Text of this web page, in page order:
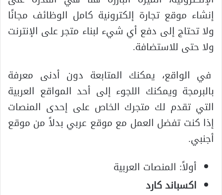
إنشاء موقع تجارة إلكترونية كامل الوظائف مجانًا
ولا تحتاج إلى دفع أي شيء لبناء متجر على الإنترنت
ولا حتى للاستضافة.
في الواقع، يمكنك المتابعة دون أدنى معرفة
بالبرمجة ويمكنك اللجوء إلى أحد المواقع العربية
التي تقدم لك متجرك الخاص على إحدى المنصات
إذا كنت تفضل العمل مع موقع عربي بدلاً من موقع
أجنبي.
أولاً: المنصات العربية
اكسباند كارد